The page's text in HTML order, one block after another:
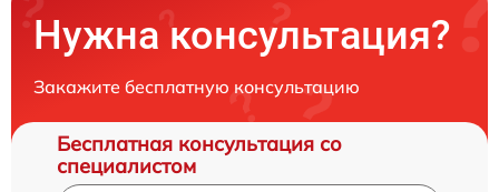
Нужна консультация?
Закажите бесплатную консультацию
Бесплатная консультация со
специалистом